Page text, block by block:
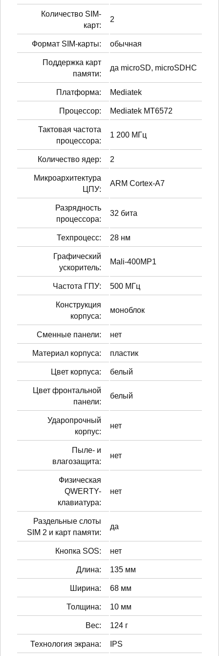
Количество SIM-
карт:
2
Формат SIM-карты: обычная
Поддержка карт
памяти:
да microSD, microSDHC
Платформа: Mediatek
Процессор: Mediatek MT6572
Тактовая частота
процессора:
1 200 МГц
Количество ядер: 2
Микроархитектура
ЦПУ:
ARM Cortex-A7
Разрядность
процессора:
32 бита
Техпроцесс: 28 нм
Графический
ускоритель:
Mali-400MP1
Частота ГПУ: 500 МГц
Конструкция
корпуса:
моноблок
Сменные панели: нет
Материал корпуса: пластик
Цвет корпуса: белый
Цвет фронтальной
панели:
белый
Ударопрочный
корпус:
нет
Пыле- и
влагозащита:
нет
Физическая
QWERTY-
клавиатура:
нет
Раздельные слоты
SIM 2 и карт памяти:
да
Кнопка SOS: нет
Длина: 135 мм
Ширина: 68 мм
Толщина: 10 мм
Вес: 124 г
Технология экрана: IPS